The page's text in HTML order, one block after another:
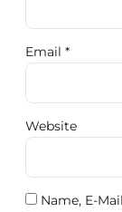
Email *
Website
Name, E-